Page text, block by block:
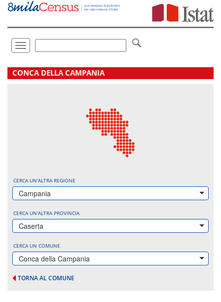
Vai
direttamente
Toggle
navigation
.
CONCA DELLA CAMPANIA
CERCA UN'ALTRA REGIONE
Campania
CERCA UN'ALTRA PROVINCIA
Caserta
CERCA UN COMUNE
Conca della Campania
TORNA AL COMUNE